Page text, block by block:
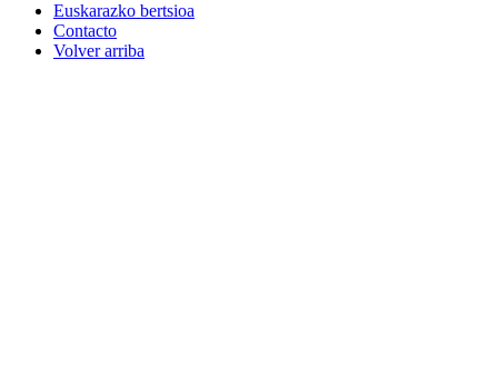
Euskarazko bertsioa
Contacto
Volver arriba